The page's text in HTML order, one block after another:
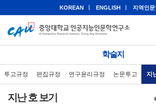
KOREAN ENGLISH 지역인문
학술지
투고규정 편집규정 연구윤리규정 논문투고 지
지난 호 보기